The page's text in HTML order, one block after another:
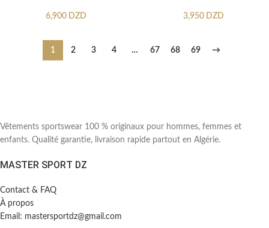
6,900 DZD 3,950 DZD
1 2 3 4 … 67 68 69 →
Vêtements sportswear 100 % originaux pour hommes, femmes et
enfants. Qualité garantie, livraison rapide partout en Algérie.
MASTER SPORT DZ
Contact & FAQ
À propos
Email: mastersportdz@gmail.com